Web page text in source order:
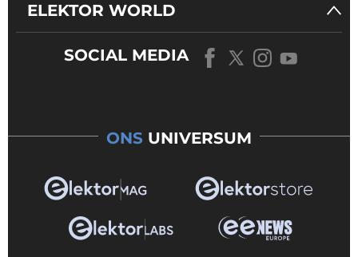
ELEKTOR WORLD
SOCIAL MEDIA
ONS UNIVERSUM